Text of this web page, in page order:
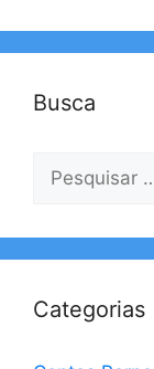
Busca
Pesquisar
Categorias